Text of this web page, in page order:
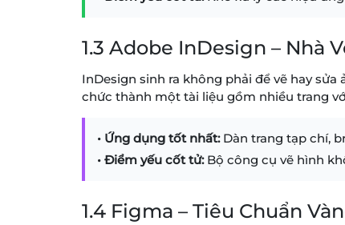
1.3 Adobe InDesign – Nhà
InDesign sinh ra không phải để vẽ hay
chức thành một tài liệu gồm nhiều trang
• Ứng dụng tốt nhất:Dàn trang tạp chí,
• Điểm yếu cốt tử:Bộ công cụ vẽ hình
1.4 Figma – Tiêu Chuẩn